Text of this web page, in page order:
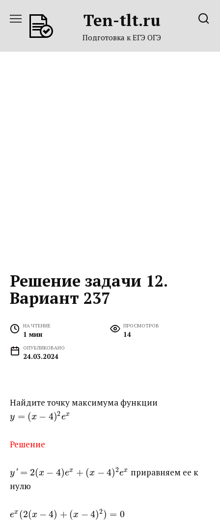
содержанию
Ten-tlt.ru
Подготовка к ЕГЭ ОГЭ
Решение задачи 12.
Вариант 237
НА ЧТЕНИЕ
1 мин
ПРОСМОТРОВ
14
ОПУБЛИКОВАНО
24.03.2024
Найдите точку максимума функции ​
y = (x − 4)2ex
Решение
y ' = 2(x − 4)ex + (x − 4)2ex ​ приравняем ее к
нулю
ex (2(x − 4) + (x − 4)2) = 0